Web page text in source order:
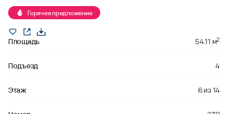
Горячее предложение
Площадь 54.11 м2
Подъезд 4
Этаж 6из14